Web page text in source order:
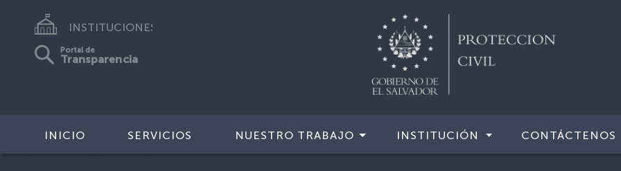
INSTITUCIONES
Portal de
Transparencia
INICIO SERVICIOS NUESTRO TRABAJO INSTITUCIÓN CONTÁCTENOS